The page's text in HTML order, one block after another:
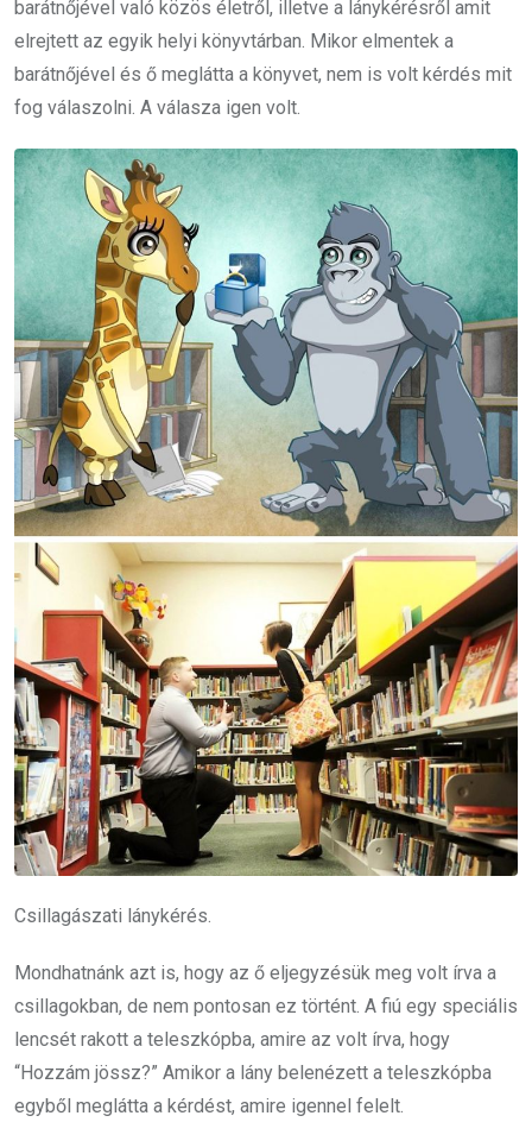
barátnőjével való közös életről, illetve a lánykérésről amit
elrejtett az egyik helyi könyvtárban. Mikor elmentek a
barátnőjével és ő meglátta a könyvet, nem is volt kérdés mit
fog válaszolni. A válasza igen volt.
Csillagászati lánykérés.
Mondhatnánk azt is, hogy az ő eljegyzésük meg volt írva a
csillagokban, de nem pontosan ez történt. A fiú egy speciális
lencsét rakott a teleszkópba, amire az volt írva, hogy
“Hozzám jössz?” Amikor a lány belenézett a teleszkópba
egyből meglátta a kérdést, amire igennel felelt.